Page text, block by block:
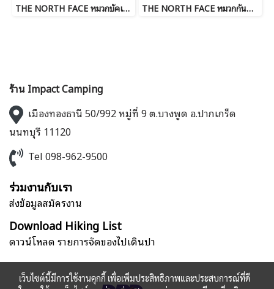
THE NORTH FACE หมวกบัคเก็ต HORIZON BUCKET THE NORTH FACE หมวกกันน้ำ GORE-TEX® Bucket Hat
ร้าน Impact Camping
เมืองทองธานี 50/992 หมู่ที่ 9 ต.บางพูด อ.ปากเกร็ด
นนทบุรี 11120
Tel 098-962-9500
ร่วมงานกับเรา
ส่งข้อมูลสมัครงาน
Download Hiking List
ดาวน์โหลด รายการจัดของไปเดินป่า
เว็บไซต์นี้มีการใช้งานคุกกี้ เพื่อเพิ่มประสิทธิภาพและประสบการณ์ที่ดี